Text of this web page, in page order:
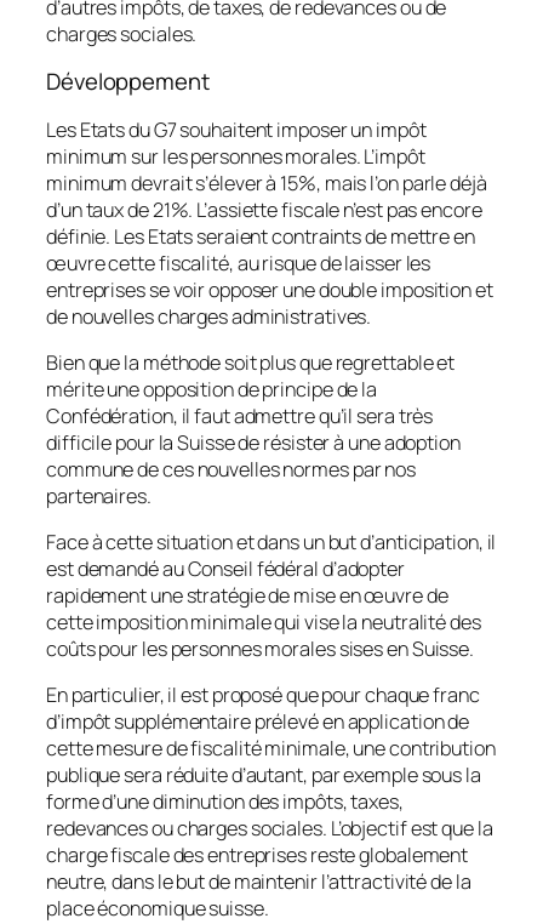
d’autres impôts, de taxes, de redevances ou de
charges sociales.
Développement
Les Etats du G7 souhaitent imposer un impôt
minimum sur les personnes morales. L’impôt
minimum devrait s’élever à 15%, mais l’on parle déjà
d’un taux de 21%. L’assiette fiscale n’est pas encore
définie. Les Etats seraient contraints de mettre en
œuvre cette fiscalité, au risque de laisser les
entreprises se voir opposer une double imposition et
de nouvelles charges administratives.
Bien que la méthode soit plus que regrettable et
mérite une opposition de principe de la
Confédération, il faut admettre qu’il sera très
difficile pour la Suisse de résister à une adoption
commune de ces nouvelles normes par nos
partenaires.
Face à cette situation et dans un but d’anticipation, il
est demandé au Conseil fédéral d’adopter
rapidement une stratégie de mise en œuvre de
cette imposition minimale qui vise la neutralité des
coûts pour les personnes morales sises en Suisse.
En particulier, il est proposé que pour chaque franc
d’impôt supplémentaire prélevé en application de
cette mesure de fiscalité minimale, une contribution
publique sera réduite d’autant, par exemple sous la
forme d’une diminution des impôts, taxes,
redevances ou charges sociales. L’objectif est que la
charge fiscale des entreprises reste globalement
neutre, dans le but de maintenir l’attractivité de la
place économique suisse.